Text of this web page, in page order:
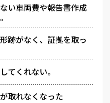
い車両費や報告書作成
跡がなく、証拠を取っ
てくれない。
取れなくなった